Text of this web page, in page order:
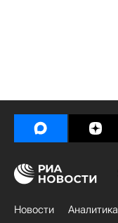
Новости Аналитика